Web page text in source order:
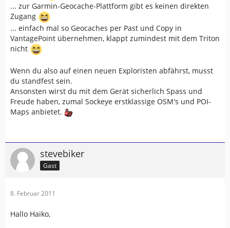
... zur Garmin-Geocache-Plattform gibt es keinen direkten
Zugang
... einfach mal so Geocaches per Past und Copy in
VantagePoint übernehmen, klappt zumindest mit dem Triton
nicht
Wenn du also auf einen neuen Exploristen abfährst, musst
du standfest sein.
Ansonsten wirst du mit dem Gerät sicherlich Spass und
Freude haben, zumal Sockeye erstklassige OSM's und POI-
Maps anbietet.
stevebiker
Gast
8. Februar 2011
Hallo Haiko,